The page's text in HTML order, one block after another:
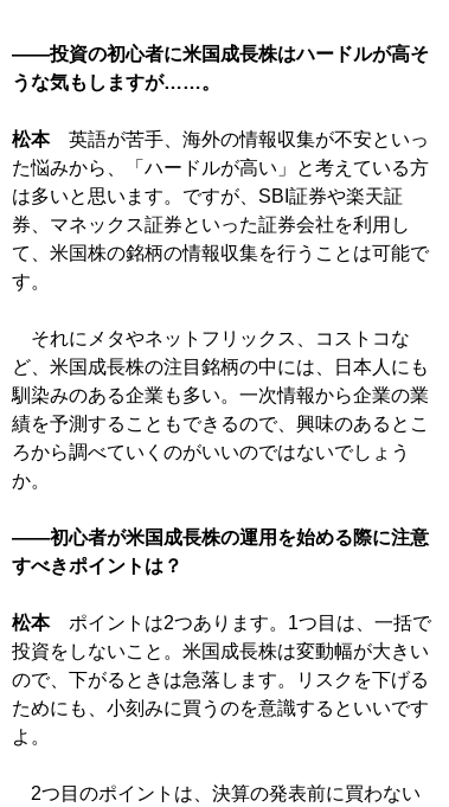
――投資の初心者に米国成長株はハードルが高そ
うな気もしますが……。
松本英語が苦手、海外の情報収集が不安といっ
た悩みから、「ハードルが高い」と考えている方
は多いと思います。ですが、SBI証券や楽天証
券、マネックス証券といった証券会社を利用し
て、米国株の銘柄の情報収集を行うことは可能で
す。
それにメタやネットフリックス、コストコな
ど、米国成長株の注目銘柄の中には、日本人にも
馴染みのある企業も多い。一次情報から企業の業
績を予測することもできるので、興味のあるとこ
ろから調べていくのがいいのではないでしょう
か。
――初心者が米国成長株の運用を始める際に注意
すべきポイントは？
松本ポイントは2つあります。1つ目は、一括で
投資をしないこと。米国成長株は変動幅が大きい
ので、下がるときは急落します。リスクを下げる
ためにも、小刻みに買うのを意識するといいです
よ。
2つ目のポイントは、決算の発表前に買わない